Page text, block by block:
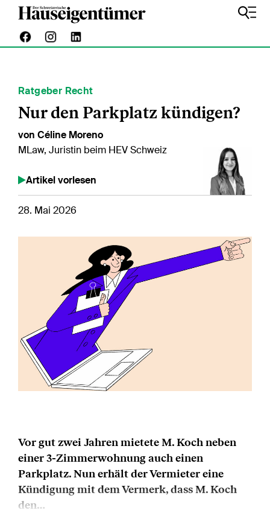
Ratgeber Recht
Nur den Parkplatz kündigen?
von Céline Moreno
MLaw, Juristin beim HEV Schweiz
Artikel vorlesen
28. Mai 2026
Vor gut zwei Jahren mietete M. Koch neben
einer 3-Zimmerwohnung auch einen
Parkplatz. Nun erhält der Vermieter eine
Kündigung mit dem Vermerk, dass M. Koch
den…